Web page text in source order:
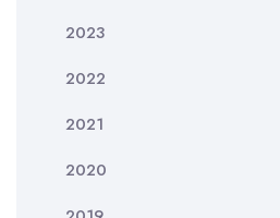
2023
2022
2021
2020